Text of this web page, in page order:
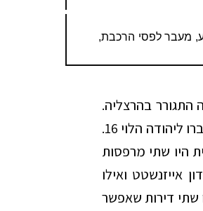
בחצר בית גורביץ’. ברקע, מעבר לפסי הרכבת,
קליין, הגיע לארץ ב-1935, ובתחילה התגורר בהרצליה.
בהגיעו לת”א גר ברחוב דיזנגוף ועם נישואיו לאימי, טובה לבית שר, עברו ליהודה הלוי 16.
היו שתי מרפסות
אייזנשטט ואילו
שתי דירות שאפשר